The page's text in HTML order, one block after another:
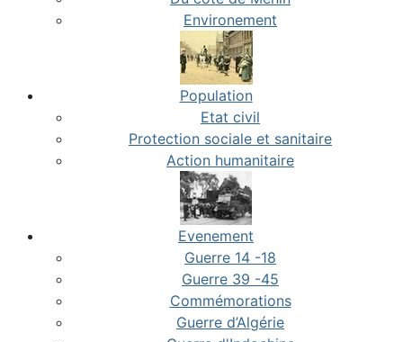
Environement
Population
Etat civil
Protection sociale et sanitaire
Action humanitaire
Evenement
Guerre 14 -18
Guerre 39 -45
Commémorations
Guerre d’Algérie